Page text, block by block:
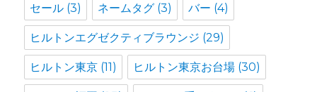
セール (3) ネームタグ (3) バー (4)
ヒルトンエグゼクティブラウンジ (29)
ヒルトン東京 (11) ヒルトン東京お台場 (30)